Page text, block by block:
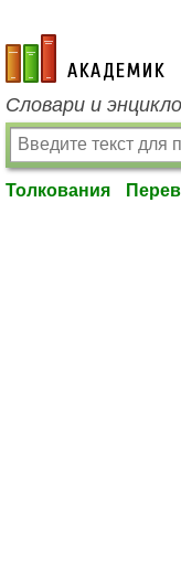
academic.ru
Словари и
Толкования